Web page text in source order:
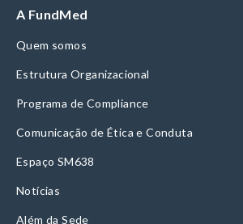
A FundMed
Quem somos
Estrutura Organizacional
Programa de Compliance
Comunicação de Ética e Conduta
Espaço SM638
Notícias
Além da Sede